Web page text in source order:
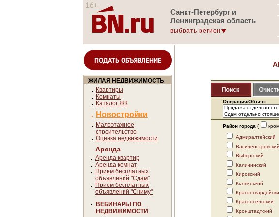
Санкт-Петербург и
Ленинградская область
выбрать регион
ПОДАТЬ ОБЪЯВЛЕНИЕ
ЖИЛАЯ НЕДВИЖИМОСТЬ
Квартиры
Комнаты
Каталог ЖК
Новостройки
Малоэтажное
строительство
Оценка недвижимости
Аренда
Аренда квартир
Аренда комнат
Прием бесплатных
объявлений "Сдам"
Прием бесплатных
объявлений "Сниму"
ВЕБИНАРЫ ПО
НЕДВИЖИМОСТИ
Операция/Объект
Район города (
Адмиралтейский
Василеостровский
Выборгский
Калининский
Кировский
Колпинский
Красносельский
Кронштадтский